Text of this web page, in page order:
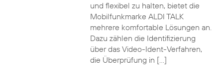
und flexibel zu halten, bietet die
Mobilfunkmarke ALDI TALK
mehrere komfortable Lösungen an.
Dazu zählen die Identifizierung
über das Video-Ident-Verfahren,
die Überprüfung in […]